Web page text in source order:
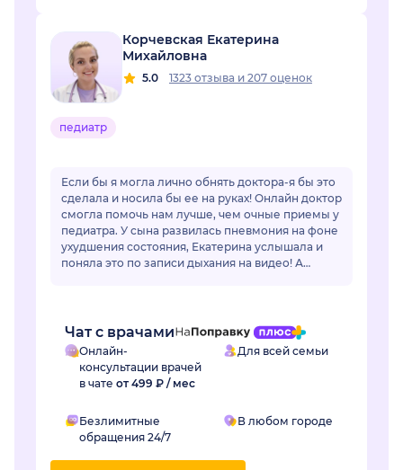
Корчевская Екатерина
Михайловна
5.0 1323 отзыва и 207 оценок
педиатр
Если бы я могла лично обнять доктора-я бы это
сделала и носила бы ее на руках! Онлайн доктор
смогла помочь нам лучше, чем очные приемы у
педиатра. У сына развилась пневмония на фоне
ухудшения состояния, Екатерина услышала и
поняла это по записи дыхания на видео! А
Чат с врачами
Онлайн-
консультации врачей
в чате от 499 ₽ / мес
Для всей семьи
Безлимитные
обращения 24/7
В любом городе